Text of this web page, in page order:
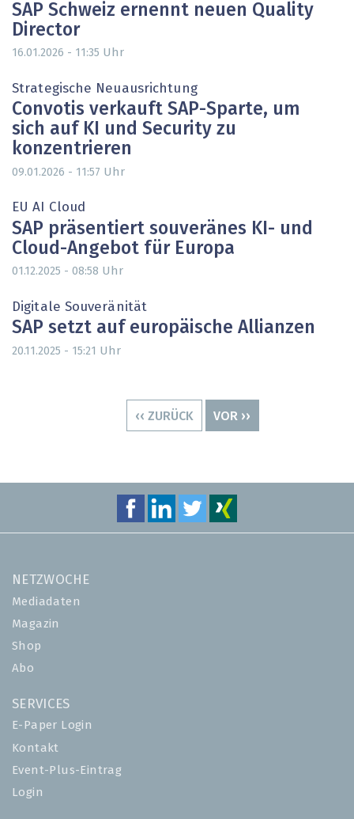
SAP Schweiz ernennt neuen Quality
Director
16.01.2026 - 11:35 Uhr
Strategische Neuausrichtung
Convotis verkauft SAP-Sparte, um
sich auf KI und Security zu
konzentrieren
09.01.2026 - 11:57 Uhr
EU AI Cloud
SAP präsentiert souveränes KI- und
Cloud-Angebot für Europa
01.12.2025 - 08:58 Uhr
Digitale Souveränität
SAP setzt auf europäische Allianzen
20.11.2025 - 15:21 Uhr
VORHERIGE
‹‹ ZURÜCK
NÄCHSTE
VOR ››
NETZWOCHE
Mediadaten
Magazin
Shop
Abo
SERVICES
E-Paper Login
Kontakt
Event-Plus-Eintrag
Login